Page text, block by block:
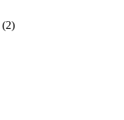
(2)